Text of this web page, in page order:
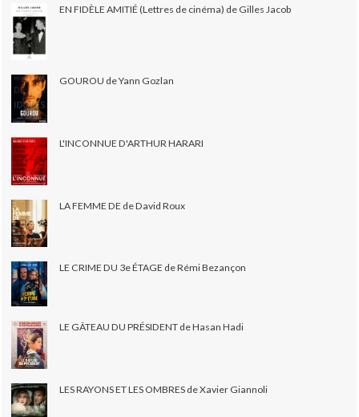
EN FIDÈLE AMITIÉ (Lettres de cinéma) de Gilles Jacob
GOUROU de Yann Gozlan
L'INCONNUE D'ARTHUR HARARI
LA FEMME DE de David Roux
LE CRIME DU 3e ÉTAGE de Rémi Bezançon
LE GÂTEAU DU PRÉSIDENT de Hasan Hadi
LES RAYONS ET LES OMBRES de Xavier Giannoli